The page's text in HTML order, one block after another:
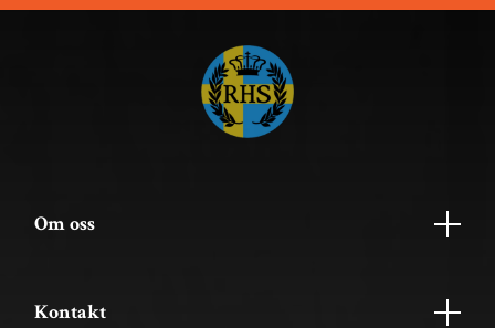
Om oss
Kontakt